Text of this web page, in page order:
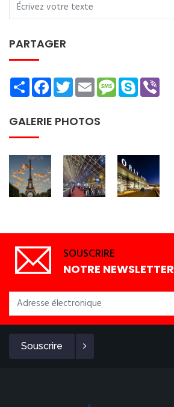
PARTAGER
ShareFacebookTwitterEmailMessage
Skype
GALERIE PHOTOS
SOUSCRIRE
NOTRE NEWSLETTER
Souscrire